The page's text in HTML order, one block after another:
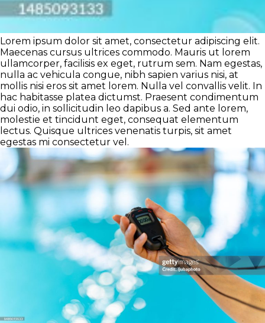
Lorem ipsum dolor sit amet, consectetur adipiscing elit.
Maecenas cursus ultrices commodo. Mauris ut lorem
ullamcorper, facilisis ex eget, rutrum sem. Nam egestas,
nulla ac vehicula congue, nibh sapien varius nisi, at
mollis nisi eros sit amet lorem. Nulla vel convallis velit. In
hac habitasse platea dictumst. Praesent condimentum
dui odio, in sollicitudin leo dapibus a. Sed ante lorem,
molestie et tincidunt eget, consequat elementum
lectus. Quisque ultrices venenatis turpis, sit amet
egestas mi consectetur vel.